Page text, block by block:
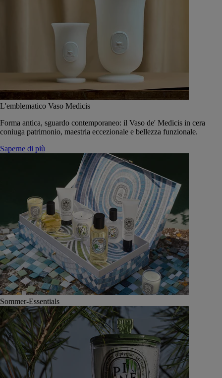
L'emblematico Vaso Medicis
Forma antica, sguardo contemporaneo: il Vaso de' Medicis in cera
coniuga patrimonio, maestria eccezionale e bellezza funzionale.
Saperne di più
Sommer-Essentials